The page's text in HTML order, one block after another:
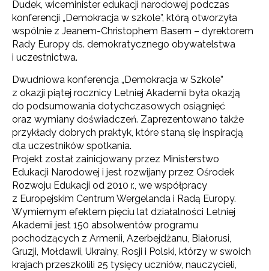
Dudek, wiceminister edukacji narodowej podczas
konferencji „Demokracja w szkole”, którą otworzyła
wspólnie z Jeanem-Christophem Basem – dyrektorem
Rady Europy ds. demokratycznego obywatelstwa
i uczestnictwa.
Dwudniowa konferencja „Demokracja w Szkole”
z okazji piątej rocznicy Letniej Akademii była okazją
do podsumowania dotychczasowych osiągnięć
oraz wymiany doświadczeń. Zaprezentowano także
przykłady dobrych praktyk, które staną się inspiracją
dla uczestników spotkania.
Projekt został zainicjowany przez Ministerstwo
Edukacji Narodowej i jest rozwijany przez Ośrodek
Rozwoju Edukacji od 2010 r., we współpracy
z Europejskim Centrum Wergelanda i Radą Europy.
Wymiernym efektem pięciu lat działalności Letniej
Akademii jest 150 absolwentów programu
pochodzących z Armenii, Azerbejdżanu, Białorusi,
Gruzji, Mołdawii, Ukrainy, Rosji i Polski, którzy w swoich
krajach przeszkolili 25 tysięcy uczniów, nauczycieli,